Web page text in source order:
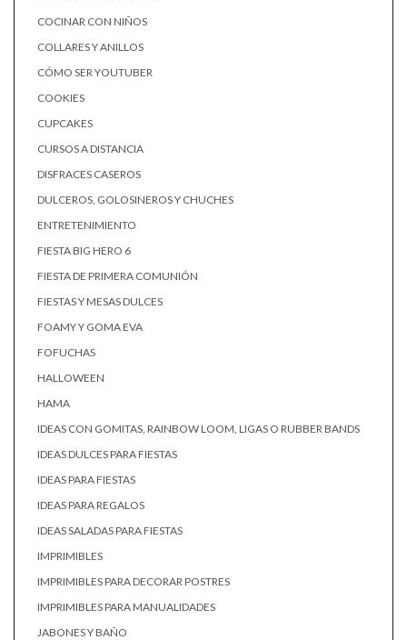
COCINAR CON NIÑOS
COLLARES Y ANILLOS
CÓMO SER YOUTUBER
COOKIES
CUPCAKES
CURSOS A DISTANCIA
DISFRACES CASEROS
DULCEROS, GOLOSINEROS Y CHUCHES
ENTRETENIMIENTO
FIESTA BIG HERO 6
FIESTA DE PRIMERA COMUNIÓN
FIESTAS Y MESAS DULCES
FOAMY Y GOMA EVA
FOFUCHAS
HALLOWEEN
HAMA
IDEAS CON GOMITAS, RAINBOW LOOM, LIGAS O RUBBER BANDS
IDEAS DULCES PARA FIESTAS
IDEAS PARA FIESTAS
IDEAS PARA REGALOS
IDEAS SALADAS PARA FIESTAS
IMPRIMIBLES
IMPRIMIBLES PARA DECORAR POSTRES
IMPRIMIBLES PARA MANUALIDADES
JABONES Y BAÑO